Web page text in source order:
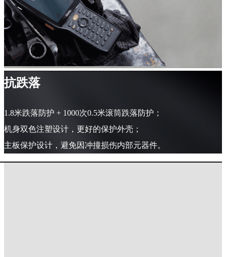
抗跌落
1.8米跌落防护 + 1000次0.5米滚筒跌落防护；
机身双色注塑设计，更好的保护外壳；
主板保护设计，避免因冲撞损伤内部元器件。